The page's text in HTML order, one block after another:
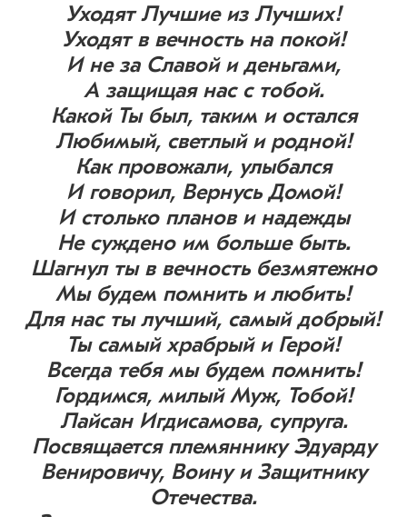
Уходят Лучшие из Лучших!
Уходят в вечность на покой!
И не за Славой и деньгами,
А защищая нас с тобой.
Какой Ты был, таким и остался
Любимый, светлый и родной!
Как провожали, улыбался
И говорил, Вернусь Домой!
И столько планов и надежды
Не суждено им больше быть.
Шагнул ты в вечность безмятежно
Мы будем помнить и любить!
Для нас ты лучший, самый добрый!
Ты самый храбрый и Герой!
Всегда тебя мы будем помнить!
Гордимся, милый Муж, Тобой!
Лайсан Игдисамова, супруга.
Посвящается племяннику Эдуарду
Венировичу, Воину и Защитнику
Отечества.